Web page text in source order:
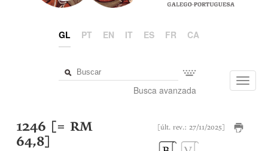
GL PT EN IT ES FR CA
Busca avanzada
[últ. rev.: 27/11/2025]
1246 [= RM
64,8]